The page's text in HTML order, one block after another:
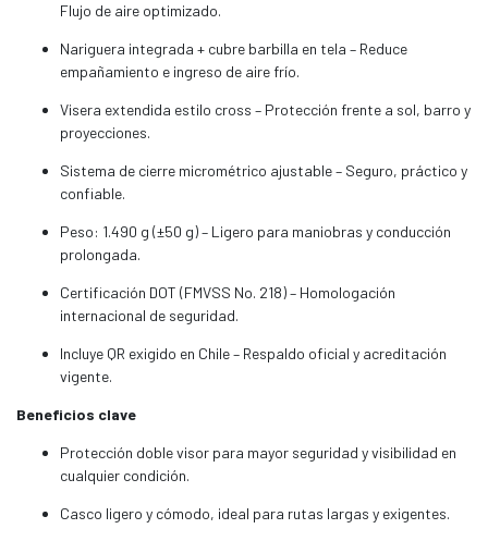
Flujo de aire optimizado.
Nariguera integrada + cubre barbilla en tela – Reduce
empañamiento e ingreso de aire frío.
Visera extendida estilo cross – Protección frente a sol, barro y
proyecciones.
Sistema de cierre micrométrico ajustable – Seguro, práctico y
confiable.
Peso: 1.490 g (±50 g) – Ligero para maniobras y conducción
prolongada.
Certificación DOT (FMVSS No. 218) – Homologación
internacional de seguridad.
Incluye QR exigido en Chile – Respaldo oficial y acreditación
vigente.
Beneficios clave
Protección doble visor para mayor seguridad y visibilidad en
cualquier condición.
Casco ligero y cómodo, ideal para rutas largas y exigentes.